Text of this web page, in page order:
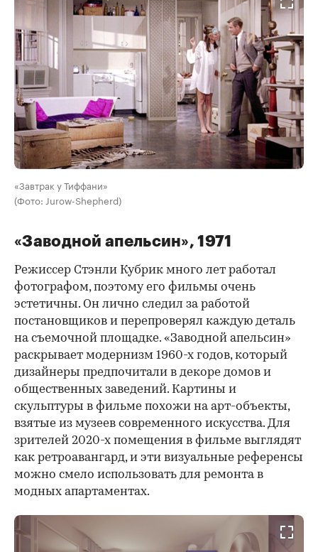
«Завтрак у Тиффани»
(Фото: Jurow-Shepherd)
«Заводной апельсин», 1971
Режиссер Стэнли Кубрик много лет работал
фотографом, поэтому его фильмы очень
эстетичны. Он лично следил за работой
постановщиков и перепроверял каждую деталь
на съемочной площадке. «Заводной апельсин»
раскрывает модернизм 1960-х годов, который
дизайнеры предпочитали в декоре домов и
общественных заведений. Картины и
скульптуры в фильме похожи на арт-объекты,
взятые из музеев современного искусства. Для
зрителей 2020-х помещения в фильме выглядят
как ретроавангард, и эти визуальные референсы
можно смело использовать для ремонта в
модных апартаментах.